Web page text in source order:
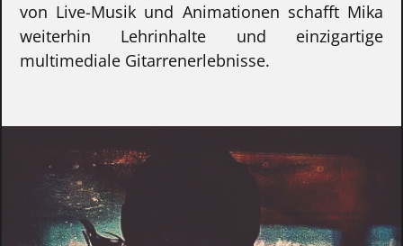
von Live-Musik und Animationen schafft Mika
weiterhin Lehrinhalte und einzigartige
multimediale Gitarrenerlebnisse.